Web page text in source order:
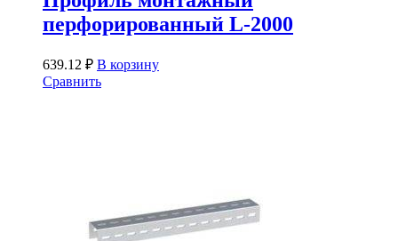
перфорированный L-2000
639.12 ₽ В корзину
Сравнить